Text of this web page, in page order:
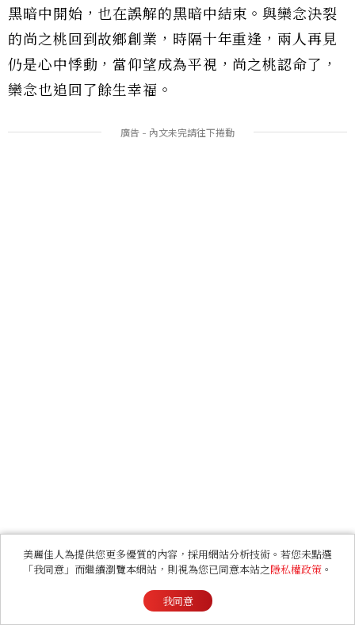
黑暗中開始，也在誤解的黑暗中結束。與欒念決裂
的尚之桃回到故鄉創業，時隔十年重逢，兩人再見
仍是心中悸動，當仰望成為平視，尚之桃認命了，
欒念也追回了餘生幸福。
美麗佳人為提供您更多優質的內容，採用網站分析技術。若您未點選
「我同意」而繼續瀏覽本網站，則視為您已同意本站之隱私權政策 。
我同意